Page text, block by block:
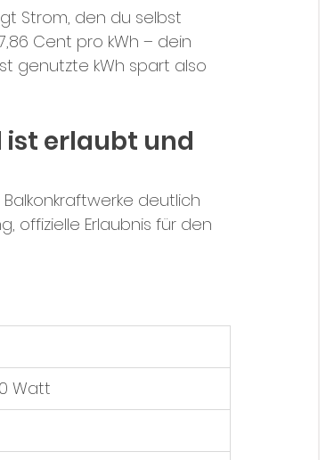
Strom, den du selbst
Cent pro kWh – dein
genutzte kWh spart also
ist erlaubt und
deutlich
offizielle Erlaubnis für den
Watt